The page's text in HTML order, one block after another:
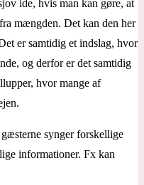
ide, hvis man kan gøre, at
mængden. Det kan den her
er samtidig et indslag, hvor
og derfor er det samtidig
hvor mange af
synger forskellige
informationer. Fx kan